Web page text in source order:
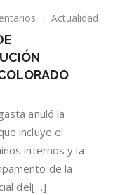
en
AMBIENTAL
DE
RESOLUCIÓN
AMBIENTAL
DE
MINERA
CERRO
COLORADO
Actualidad
anuló la
incluye el
internos y la
de la
del[…]